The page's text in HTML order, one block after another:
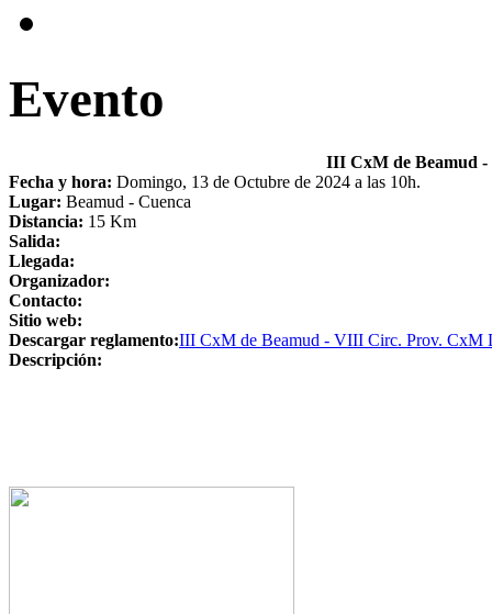
Evento
III CxM de Beamud
Fecha y hora: Domingo, 13 de Octubre de 2024 a las 10h.
Lugar: Beamud - Cuenca
Distancia: 15 Km
Salida:
Llegada:
Organizador:
Contacto:
Sitio web:
Descargar reglamento:III CxM de Beamud - VIII Circ. Prov. CxM
Descripción: